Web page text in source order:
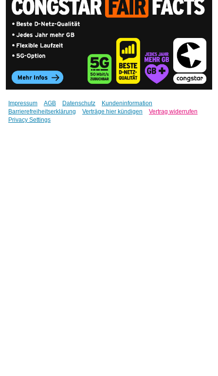
Impressum AGB Datenschutz
Kundeninformation
Barrierefreiheitserklärung
Verträge hier kündigen
Vertrag widerrufen
Privacy Settings